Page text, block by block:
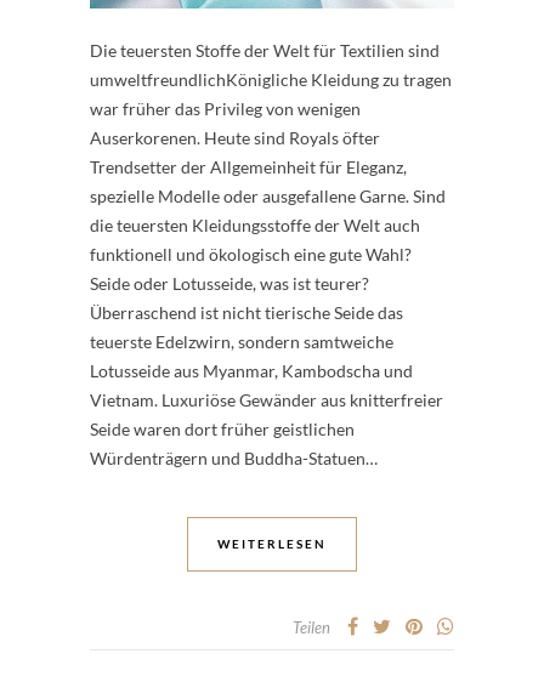
Die teuersten Stoffe der Welt für Textilien sind
umweltfreundlichKönigliche Kleidung zu tragen
war früher das Privileg von wenigen
Auserkorenen. Heute sind Royals öfter
Trendsetter der Allgemeinheit für Eleganz,
spezielle Modelle oder ausgefallene Garne. Sind
die teuersten Kleidungsstoffe der Welt auch
funktionell und ökologisch eine gute Wahl?
Seide oder Lotusseide, was ist teurer?
Überraschend ist nicht tierische Seide das
teuerste Edelzwirn, sondern samtweiche
Lotusseide aus Myanmar, Kambodscha und
Vietnam. Luxuriöse Gewänder aus knitterfreier
Seide waren dort früher geistlichen
Würdenträgern und Buddha-Statuen…
WEITERLESEN
Teilen